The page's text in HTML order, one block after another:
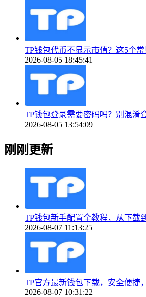
TP钱包代币不显示市值？这5个
2026-08-05 18:45:41
TP钱包登录需要密码吗？别混淆
2026-08-05 13:54:09
刚刚更新
TP钱包新手配置全教程，从下载
2026-08-07 11:13:25
TP官方最新钱包下载，安全便捷
2026-08-07 10:31:22